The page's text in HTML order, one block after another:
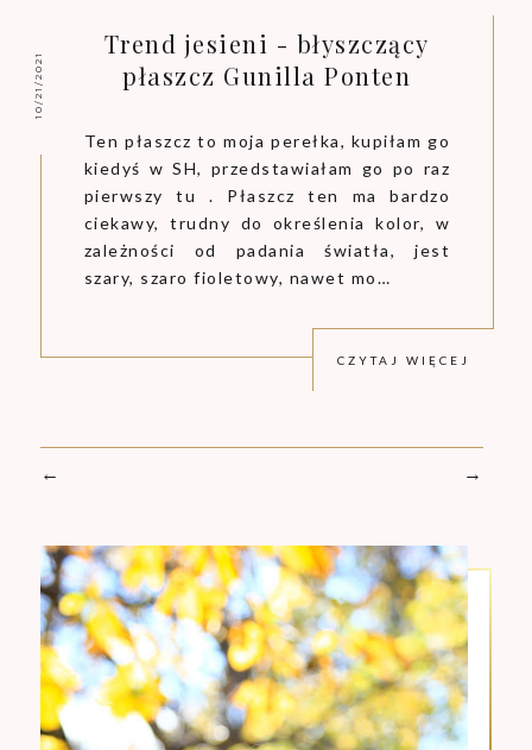
10/21/2021
Trend jesieni - błyszczący
płaszcz Gunilla Ponten
Ten płaszcz to moja perełka, kupiłam go
kiedyś w SH, przedstawiałam go po raz
pierwszytu
. Płaszcz ten ma bardzo
ciekawy, trudny do określenia kolor, w
zależności od padania światła, jest
szary, szaro fioletowy, nawet mo…
CZYTAJ WIĘCEJ
← →